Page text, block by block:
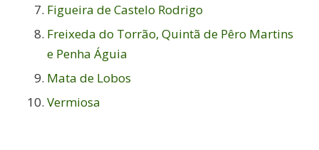
Figueira de Castelo Rodrigo
Freixeda do Torrão, Quintã de Pêro Martins
e Penha Águia
Mata de Lobos
Vermiosa